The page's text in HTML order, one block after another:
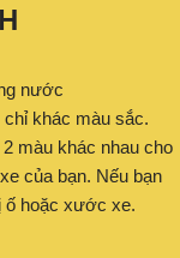
nước
khác màu sắc.
màu khác nhau cho
của bạn. Nếu bạn
ố hoặc xước xe.